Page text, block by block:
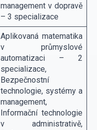
management v dopravě
– 3 specializace
Aplikovaná matematika
v průmyslové
automatizaci – 2
specializace,
Bezpečnostní
technologie, systémy a
management,
Informační technologie
v administrativě,